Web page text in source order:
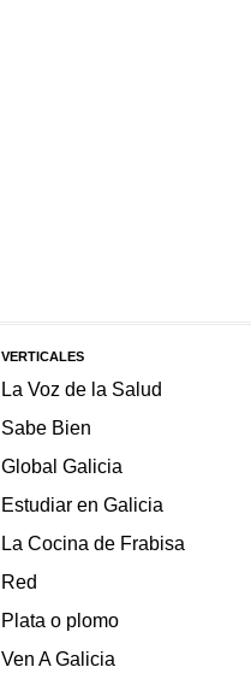
VERTICALES
La Voz de la Salud
Sabe Bien
Global Galicia
Estudiar en Galicia
La Cocina de Frabisa
Red
Plata o plomo
Ven A Galicia